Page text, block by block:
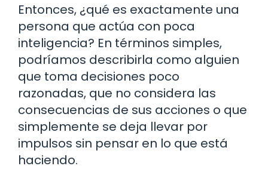
Entonces, ¿qué es exactamente una
persona que actúa con poca
inteligencia? En términos simples,
podríamos describirla como alguien
que toma decisiones poco
razonadas, que no considera las
consecuencias de sus acciones o que
simplemente se deja llevar por
impulsos sin pensar en lo que está
haciendo.